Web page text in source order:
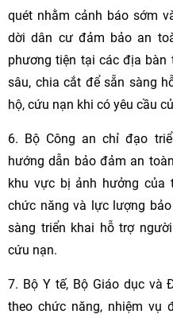
quét nhằm cảnh báo sớm
dời dân cư đảm bảo an
phương tiện tại các địa bàn
sâu, chia cắt để sẵn sàng
hộ, cứu nạn khi có yêu cầu
6. Bộ Công an chỉ đạo
hướng dẫn bảo đảm an
khu vực bị ảnh hưởng của
chức năng và lực lượng
sàng triển khai hỗ trợ
cứu nạn.
7. Bộ Y tế, Bộ Giáo dục và
theo chức năng, nhiệm vụ